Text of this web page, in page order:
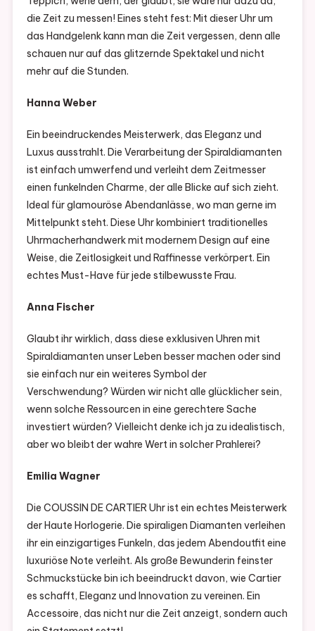
die Zeit zu messen! Eines steht fest: Mit dieser Uhr um
das Handgelenk kann man die Zeit vergessen, denn alle
schauen nur auf das glitzernde Spektakel und nicht
mehr auf die Stunden.
Hanna Weber
Ein beeindruckendes Meisterwerk, das Eleganz und
Luxus ausstrahlt. Die Verarbeitung der Spiraldiamanten
ist einfach umwerfend und verleiht dem Zeitmesser
einen funkelnden Charme, der alle Blicke auf sich zieht.
Ideal für glamouröse Abendanlässe, wo man gerne im
Mittelpunkt steht. Diese Uhr kombiniert traditionelles
Uhrmacherhandwerk mit modernem Design auf eine
Weise, die Zeitlosigkeit und Raffinesse verkörpert. Ein
echtes Must-Have für jede stilbewusste Frau.
Anna Fischer
Glaubt ihr wirklich, dass diese exklusiven Uhren mit
Spiraldiamanten unser Leben besser machen oder sind
sie einfach nur ein weiteres Symbol der
Verschwendung? Würden wir nicht alle glücklicher sein,
wenn solche Ressourcen in eine gerechtere Sache
investiert würden? Vielleicht denke ich ja zu idealistisch,
aber wo bleibt der wahre Wert in solcher Prahlerei?
Emilia Wagner
Die COUSSIN DE CARTIER Uhr ist ein echtes Meisterwerk
der Haute Horlogerie. Die spiraligen Diamanten verleihen
ihr ein einzigartiges Funkeln, das jedem Abendoutfit eine
luxuriöse Note verleiht. Als große Bewunderin feinster
Schmuckstücke bin ich beeindruckt davon, wie Cartier
es schafft, Eleganz und Innovation zu vereinen. Ein
Accessoire, das nicht nur die Zeit anzeigt, sondern auch